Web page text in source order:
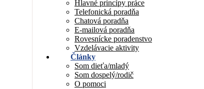
Hlavné princípy práce
Telefonická poradňa
Chatová poradňa
E-mailová poradňa
Rovesnícke poradenstvo
Vzdelávacie aktivity
Články
Som dieťa/mladý
Som dospelý/rodič
O pomoci